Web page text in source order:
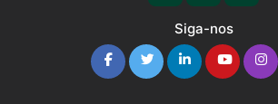
Siga-nos